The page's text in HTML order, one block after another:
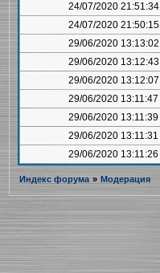
24/07/2020 21:51:34
24/07/2020 21:50:15
29/06/2020 13:13:02
29/06/2020 13:12:43
29/06/2020 13:12:07
29/06/2020 13:11:47
29/06/2020 13:11:39
29/06/2020 13:11:31
29/06/2020 13:11:26
Индекс форума » Модерация